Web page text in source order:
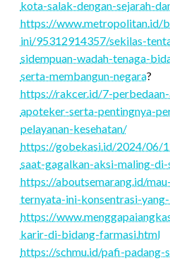
kota-salak-dengan-sejarah-
https://www.metropolitan.id/
ini/95312914357/sekilas-
sidempuan-wadah-tenaga-
serta-membangun-negara?
https://rakcer.id/7-
apoteker-serta-pentingnya-
pelayanan-kesehatan/
https://gobekasi.id/2024/06/
saat-gagalkan-aksi-maling-
https://aboutsemarang.id/
ternyata-ini-konsentrasi-
https://
karir-di-bidang-farmasi.html
https://schmu.id/pafi-padang-